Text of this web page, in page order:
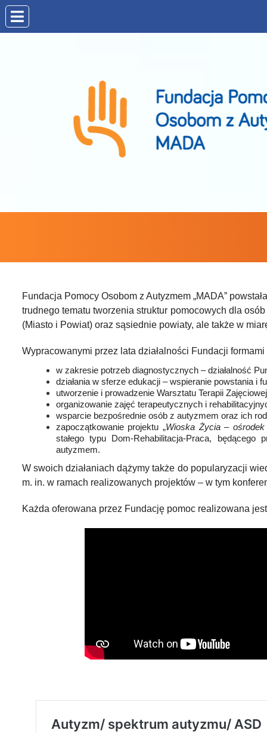
Fundacja Pomocy Osobom z Autyzmem „MADA”
trudnego tematu tworzenia struktur pomocowych dla
(Miasto i Powiat) oraz sąsiednie powiaty, ale także w
Wypracowanymi przez lata działalności Fundacji
w zakresie potrzeb diagnostycznych – działalność
działania w sferze edukacji – wspieranie powstania i
utworzenie i prowadzenie Warsztatu Terapii
organizowanie zajęć terapeutycznych i
wsparcie bezpośrednie osób z autyzmem oraz ich
zapoczątkowanie projektu „Wioska Życia –
stałego typu Dom-Rehabilitacja-Praca,
autyzmem.
W swoich działaniach dążymy także do popularyzacji
m. in. w ramach realizowanych projektów – w tym
Każda oferowana przez Fundację pomoc realizowana